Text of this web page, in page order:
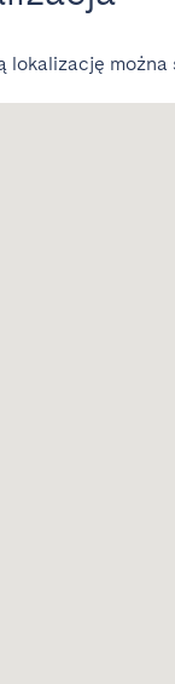
lokalizację